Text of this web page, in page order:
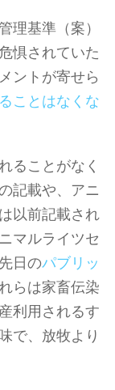
理基準（案）
惧されていた
ントが寄せら
ことはなくな
ることがなく
記載や、アニ
以前記載され
マルライツセ
日のパブリッ
らは家畜伝染
利用されるす
で、放牧より